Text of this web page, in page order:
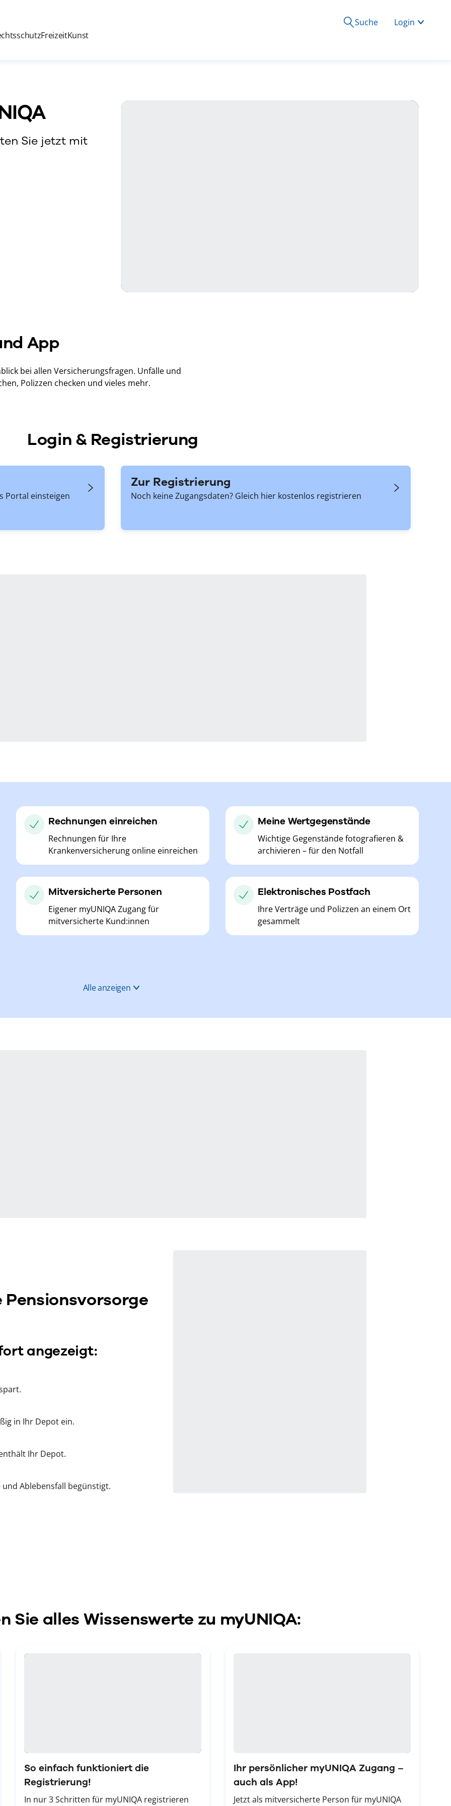
Suche
Login
FreizeitKunst
Sie jetzt mit
App
bei allen Versicherungsfragen. Unfälle und
Polizzen checken und vieles mehr.
Login & Registrierung
Portal einsteigen
Zur Registrierung
Noch keine Zugangsdaten? Gleich hier kostenlos registrieren
Rechnungen einreichen
Rechnungen für Ihre
Krankenversicherung online einreichen
Meine Wertgegenstände
Wichtige Gegenstände fotografieren &
archivieren – für den Notfall
Mitversicherte Personen
Eigener myUNIQA Zugang für
mitversicherte Kund:innen
Elektronisches Postfach
Ihre Verträge und Polizzen an einem Ort
gesammelt
Alle anzeigen
Pensionsvorsorge
angezeigt:
in Ihr Depot ein.
Ihr Depot.
Ablebensfall begünstigt.
Sie alles Wissenswerte zu myUNIQA:
So einfach funktioniert die
Registrierung!
In nur 3 Schritten für myUNIQA registrieren
Ihr persönlicher myUNIQA Zugang –
auch als App!
Jetzt als mitversicherte Person für myUNIQA